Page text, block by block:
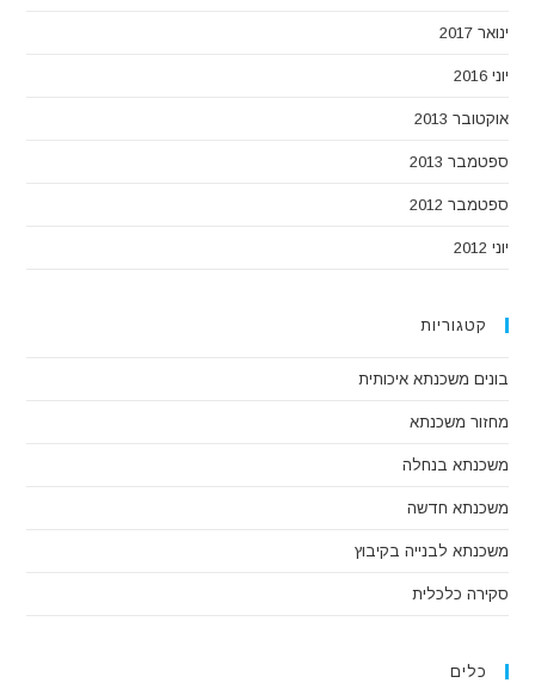
ינואר 2017
יוני 2016
אוקטובר 2013
ספטמבר 2013
ספטמבר 2012
יוני 2012
קטגוריות
בונים משכנתא איכותית
מחזור משכנתא
משכנתא בנחלה
משכנתא חדשה
משכנתא לבנייה בקיבוץ
סקירה כלכלית
כלים